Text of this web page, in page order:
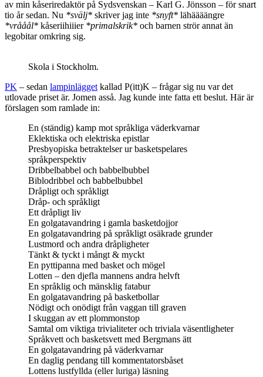
av min kåseriredaktör på Sydsvenskan – Karl G. Jönsson – för snart
tio år sedan. Nu *svälj* skriver jag inte *snyft* lähäääängre
*vrååål* kåseriihiiier *primalskrik* och barnen strör annat än
legobitar omkring sig.
Skola i Stockholm.
PK – sedan lampinlägget kallad P(itt)K – frågar sig nu var det
utlovade priset är. Jomen asså. Jag kunde inte fatta ett beslut. Här är
förslagen som ramlade in:
En (ständig) kamp mot språkliga väderkvarnar
Eklektiska och elektriska epistlar
Presbyopiska betraktelser ur basketspelares
språkperspektiv
Dribbelbabbel och babbelbubbel
Biblodribbel och babbelbubbel
Dråpligt och språkligt
Dråp- och språkligt
Ett dråpligt liv
En golgatavandring i gamla basketdojjor
En golgatavandring på språkligt osäkrade grunder
Lustmord och andra dråpligheter
Tänkt & tyckt i mångt & myckt
En pyttipanna med basket och mögel
Lotten – den djefla mannens andra helvft
En språklig och mänsklig fatabur
En golgatavandring på basketbollar
Nödigt och onödigt från vaggan till graven
I skuggan av ett plommonstop
Samtal om viktiga trivialiteter och triviala väsentligheter
Språkvett och basketsvett med Bergmans ätt
En golgatavandring på väderkvarnar
En daglig pendang till kommentatorsbåset
Lottens lustfyllda (eller luriga) läsning